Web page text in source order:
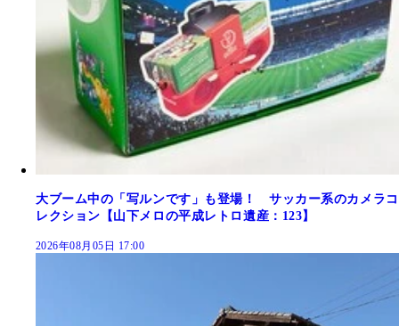
大ブーム中の「写ルンです」も登場！ サッカー系のカメラコ
レクション【山下メロの平成レトロ遺産：123】
2026年08月05日 17:00